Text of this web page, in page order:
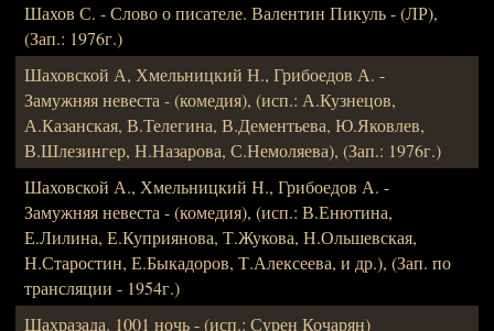
Шахов С. - Слово о писателе. Валентин Пикуль - (ЛР),
(Зап.: 1976г.)
Шаховской А, Хмельницкий Н., Грибоедов А. -
Замужняя невеста - (комедия), (исп.: А.Кузнецов,
А.Казанская, В.Телегина, В.Дементьева, Ю.Яковлев,
В.Шлезингер, Н.Назарова, С.Немоляева), (Зап.: 1976г.)
Шаховской А., Хмельницкий Н., Грибоедов А. -
Замужняя невеста - (комедия), (исп.: В.Енютина,
Е.Лилина, Е.Куприянова, Т.Жукова, Н.Ольшевская,
Н.Старостин, Е.Быкадоров, Т.Алексеева, и др.), (Зап. по
трансляции - 1954г.)
Шахразада. 1001 ночь - (исп.: Сурен Кочарян)